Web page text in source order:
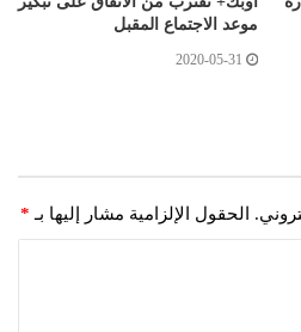
موعد الاجتماع المقبل
2020-05-31
الحقول الإلزامية مشار إليها بـ *